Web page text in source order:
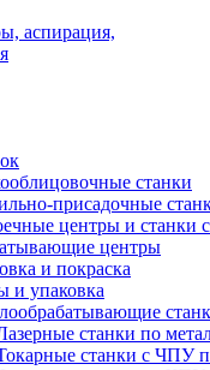
аспирация,
станки
присадочные
центры и станки
центры
и покраска
и упаковка
станки по
станки с ЧПУ